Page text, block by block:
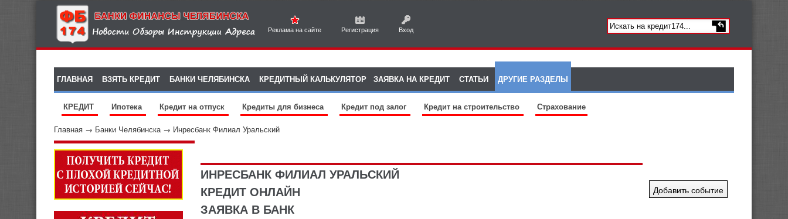
Реклама на сайте Регистрация Вход
ГЛАВНАЯ ВЗЯТЬ КРЕДИТ БАНКИ ЧЕЛЯБИНСКА КРЕДИТНЫЙ КАЛЬКУЛЯТОР ЗАЯВКА НА КРЕДИТ СТАТЬИ ДРУГИЕ РАЗДЕЛЫ
КРЕДИТ Ипотека Кредит на отпуск Кредиты для бизнеса Кредит под залог Кредит на строительство Страхование
Главная → Банки Челябинска→ Инресбанк Филиал Уральский
ИНРЕСБАНК ФИЛИАЛ УРАЛЬСКИЙ
КРЕДИТ ОНЛАЙН
ЗАЯВКА В БАНК